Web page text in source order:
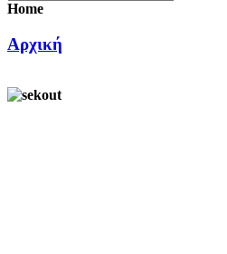
Home
Αρχική